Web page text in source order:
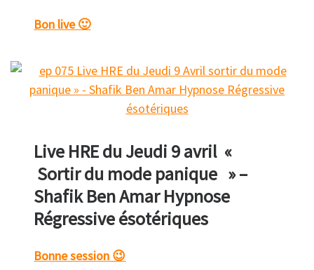
Bon live 🙂
Live HRE du Jeudi 9 avril «
Sortir du mode panique » –
Shafik Ben Amar Hypnose
Régressive ésotériques
Bonne session 😉